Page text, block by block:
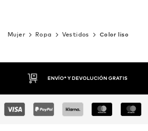
Mujer Ropa Vestidos Color liso
DEVOLUCIONES HASTA 30 DÍAS